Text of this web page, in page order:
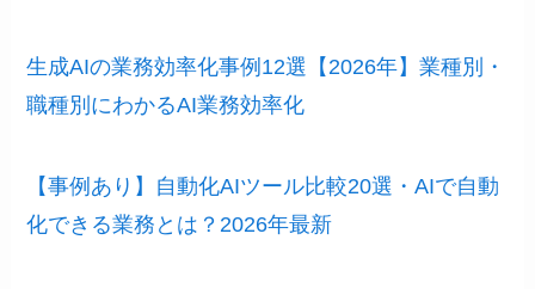
生成AIの業務効率化事例12選【2026年】業種別・
職種別にわかるAI業務効率化
【事例あり】自動化AIツール比較20選・AIで自動
化できる業務とは？2026年最新